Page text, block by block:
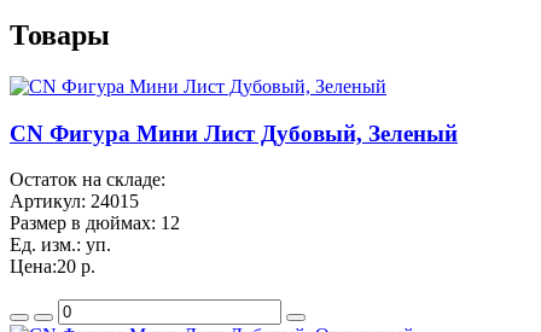
Товары
CN Фигура Мини Лист Дубовый, Зеленый
Остаток на складе:
Артикул: 24015
Размер в дюймах: 12
Ед. изм.: уп.
Цена:20 р.